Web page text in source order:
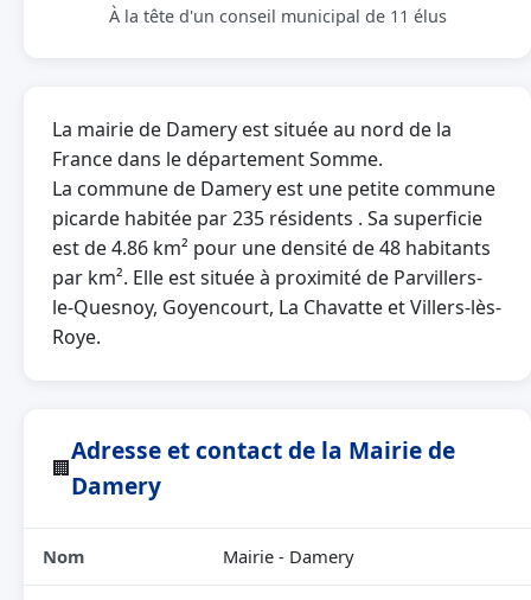
À la tête d'un conseil municipal de 11 élus
La mairie de Damery est située au nord de la
France dans le département Somme.
La commune de Damery est une petite commune
picarde habitée par 235 résidents . Sa superficie
est de 4.86 km² pour une densité de 48 habitants
par km². Elle est située à proximité de Parvillers-
le-Quesnoy, Goyencourt, La Chavatte et Villers-lès-
Roye.
🏢
Adresse et contact de la Mairie de
Damery
Nom Mairie - Damery